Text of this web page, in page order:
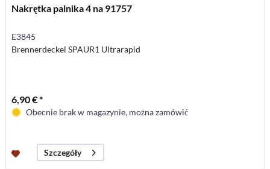
Nakrętka palnika 4 na 91757
E3845
Brennerdeckel SPAUR1 Ultrarapid
6,90 € *
Obecnie brak w magazynie, można zamówić
Szczegóły